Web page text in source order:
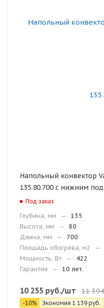
Напольный конвектор
135.80.700 с нижним
Под заказ
Глубина, мм —
135
Высота, мм
—
80
Длина, мм
—
700
Площадь обогрева, м2
—
Мощность, Вт
—
422
Гарантия
— 10 лет.
10 255 руб./шт 11 394
-10% Экономия 1 139 руб.